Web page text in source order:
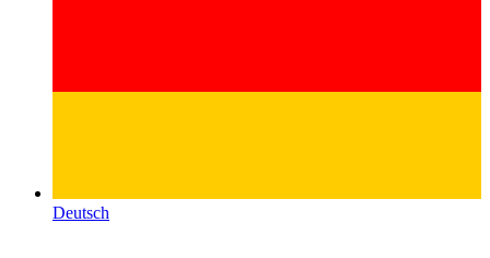
Deutsch